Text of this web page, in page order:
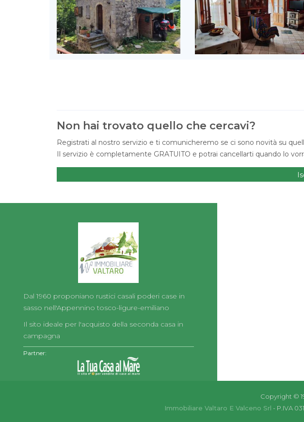
Non hai trovato quello che cercavi?
Registrati al nostro servizio e ti comunicheremo se ci sono novità su
Il servizio è completamente GRATUITO e potrai cancellarti quando lo
Dal 1960 proponiano rustici casali poderi case in
sasso nell'Appennino tosco-ligure-emiliano
Il sito ideale per l'acquisto della seconda casa in
campagna
Partner:
Copyright ©
Immobiliare Valtaro E Valceno Srl - P.IVA